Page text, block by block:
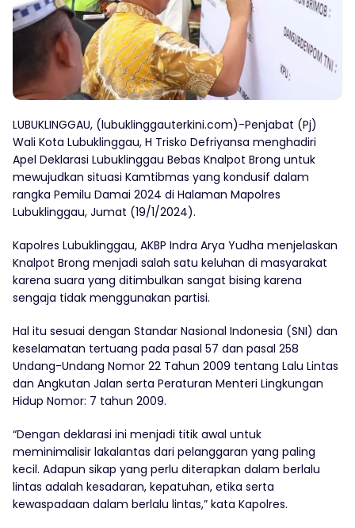
LUBUKLINGGAU, (lubuklinggauterkini.com)-Penjabat (Pj)
Wali Kota Lubuklinggau, H Trisko Defriyansa menghadiri
Apel Deklarasi Lubuklinggau Bebas Knalpot Brong untuk
mewujudkan situasi Kamtibmas yang kondusif dalam
rangka Pemilu Damai 2024 di Halaman Mapolres
Lubuklinggau, Jumat (19/1/2024).
Kapolres Lubuklinggau, AKBP Indra Arya Yudha menjelaskan
Knalpot Brong menjadi salah satu keluhan di masyarakat
karena suara yang ditimbulkan sangat bising karena
sengaja tidak menggunakan partisi.
Hal itu sesuai dengan Standar Nasional Indonesia (SNI) dan
keselamatan tertuang pada pasal 57 dan pasal 258
Undang-Undang Nomor 22 Tahun 2009 tentang Lalu Lintas
dan Angkutan Jalan serta Peraturan Menteri Lingkungan
Hidup Nomor: 7 tahun 2009.
“Dengan deklarasi ini menjadi titik awal untuk
meminimalisir lakalantas dari pelanggaran yang paling
kecil. Adapun sikap yang perlu diterapkan dalam berlalu
lintas adalah kesadaran, kepatuhan, etika serta
kewaspadaan dalam berlalu lintas,” kata Kapolres.